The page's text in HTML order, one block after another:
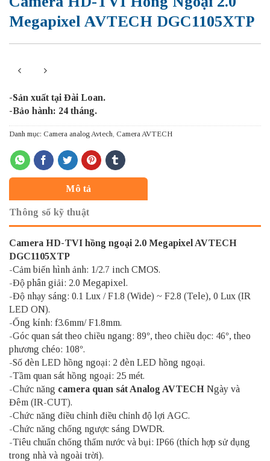
Megapixel AVTECH DGC1105XTP
-Sản xuất tại Đài Loan.
-Bảo hành: 24 tháng.
Danh mục: Camera analog Avtech, Camera AVTECH
Mô tả
Thông số kỹ thuật
Camera HD-TVI hồng ngoại 2.0 Megapixel AVTECH
DGC1105XTP
-Cảm biến hình ảnh: 1/2.7 inch CMOS.
-Độ phân giải: 2.0 Megapixel.
-Độ nhạy sáng: 0.1 Lux / F1.8 (Wide) ~ F2.8 (Tele), 0 Lux (IR
LED ON).
-Ống kính: f3.6mm/ F1.8mm.
-Góc quan sát theo chiều ngang: 89º, theo chiều dọc: 46º, theo
phương chéo: 108º.
-Số đèn LED hồng ngoại: 2 đèn LED hồng ngoại.
-Tầm quan sát hồng ngoại: 25 mét.
-Chức năng camera quan sát Analog AVTECH Ngày và
Đêm (IR-CUT).
-Chức năng điều chỉnh điều chỉnh độ lợi AGC.
-Chức năng chống ngược sáng DWDR.
-Tiêu chuẩn chống thấm nước và bụi: IP66 (thích hợp sử dụng
trong nhà và ngoài trời).